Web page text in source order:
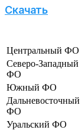
Скачать
Центральный ФО
Северо-Западный
ФО
Южный ФО
Дальневосточный
ФО
Уральский ФО